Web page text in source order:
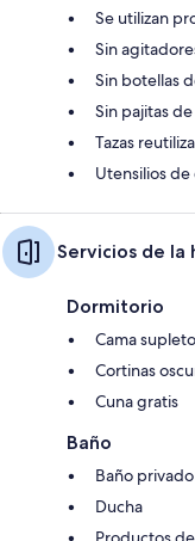
Se utilizan
Sin
Sin botellas
Sin pajitas
Tazas
Utensilios
Servicios de la
Dormitorio
Cama
Cortinas
Cuna gratis
Baño
Baño privado
Ducha